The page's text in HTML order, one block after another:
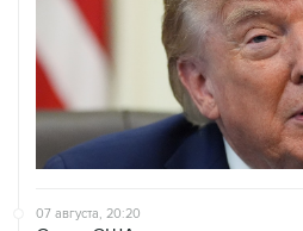
07 августа, 20:20